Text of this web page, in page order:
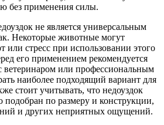
без применения силы.
не является универсальным
Некоторые животные могут
или стресс при использовании этого
его применением рекомендуется
ветеринаром или профессиональным
наиболее подходящий вариант для
стоит учитывать, что недоуздок
подобран по размеру и конструкции,
и других неприятных ощущений.